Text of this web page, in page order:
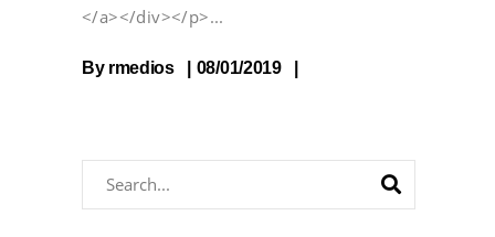
</a></div></p>
By rmedios 08/01/2019